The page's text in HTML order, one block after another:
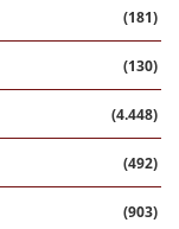
(181)
(130)
(4.448)
(492)
(903)